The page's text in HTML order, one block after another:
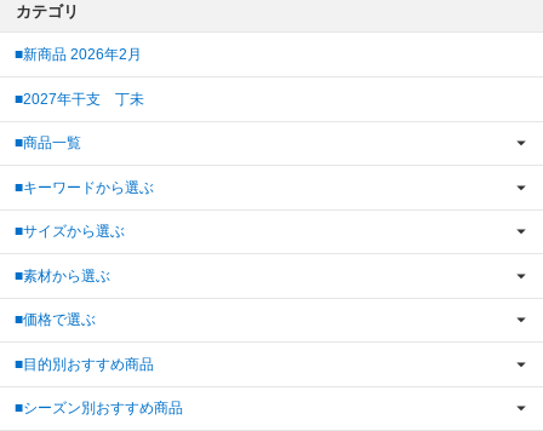
カテゴリ
■新商品 2026年2月
■2027年干支 丁未
■商品一覧
■キーワードから選ぶ
■サイズから選ぶ
■素材から選ぶ
■価格で選ぶ
■目的別おすすめ商品
■シーズン別おすすめ商品